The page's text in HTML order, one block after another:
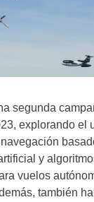
segunda
explorando el
y
vuelos
también